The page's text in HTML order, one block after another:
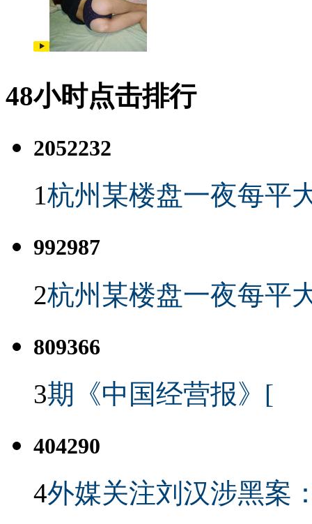
48小时点击排行
2052232
1杭州某楼盘一夜每平
992987
2杭州某楼盘一夜每平
809366
3期《中国经营报》[
404290
4外媒关注刘汉涉黑案